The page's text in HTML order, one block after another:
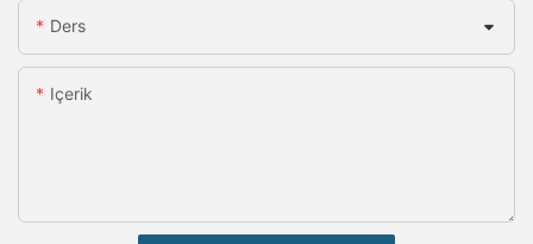
Ders
Içerik